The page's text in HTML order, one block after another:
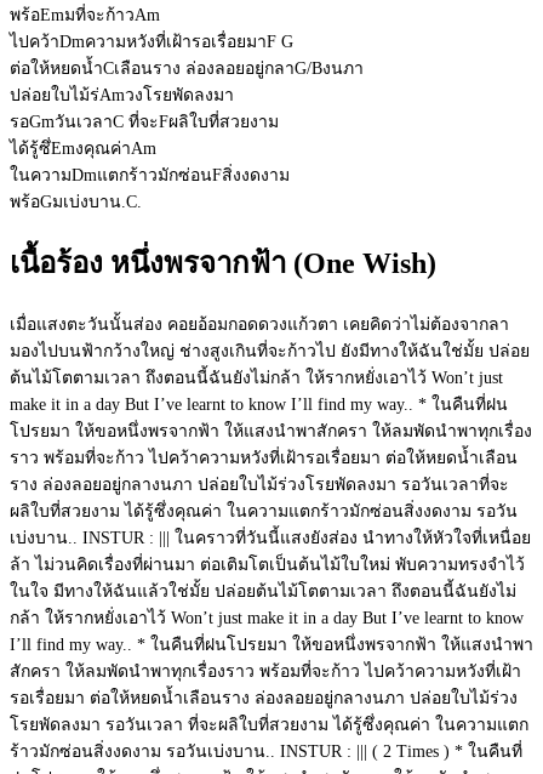
พร้อEmมที่จะก้าวAm
ไปคว้าDmความหวังที่เฝ้ารอเรื่อยมาF G
ต่อให้หยดน้ำCเลือนราง ล่องลอยอยู่กลาG/Bงนภา
ปล่อยใบไม้ร่Amวงโรยพัดลงมา
รอGmวันเวลาC ที่จะFผลิใบที่สวยงาม
ได้รู้ซึ่Emงคุณค่าAm
ในความDmแตกร้าวมักซ่อนFสิ่งงดงาม
พร้อGมเบ่งบาน.C.
เนื้อร้อง หนึ่งพรจากฟ้า (One Wish)
เมื่อแสงตะวันนั้นส่อง คอยอ้อมกอดดวงแก้วตา เคยคิดว่าไม่ต้องจากลา
มองไปบนฟ้ากว้างใหญ่ ช่างสูงเกินที่จะก้าวไป ยังมีทางให้ฉันใช่มั้ย ปล่อย
ต้นไม้โตตามเวลา ถึงตอนนี้ฉันยังไม่กล้า ให้รากหยั่งเอาไว้ Won’t just
make it in a day But I’ve learnt to know I’ll find my way.. * ในคืนที่ฝน
โปรยมา ให้ขอหนึ่งพรจากฟ้า ให้แสงนำพาสักครา ให้ลมพัดนำพาทุกเรื่อง
ราว พร้อมที่จะก้าว ไปคว้าความหวังที่เฝ้ารอเรื่อยมา ต่อให้หยดน้ำเลือน
ราง ล่องลอยอยู่กลางนภา ปล่อยใบไม้ร่วงโรยพัดลงมา รอวันเวลาที่จะ
ผลิใบที่สวยงาม ได้รู้ซึ่งคุณค่า ในความแตกร้าวมักซ่อนสิ่งงดงาม รอวัน
เบ่งบาน.. INSTUR : ||| ในคราวที่วันนี้แสงยังส่อง นําทางให้หัวใจที่เหนื่อย
ล้า ไม่วนคิดเรื่องที่ผ่านมา ต่อเติมโตเป็นต้นไม้ใบใหม่ พับความทรงจำไว้
ในใจ มีทางให้ฉันแล้วใช่มั้ย ปล่อยต้นไม้โตตามเวลา ถึงตอนนี้ฉันยังไม่
กล้า ให้รากหยั่งเอาไว้ Won’t just make it in a day But I’ve learnt to know
I’ll find my way.. * ในคืนที่ฝนโปรยมา ให้ขอหนึ่งพรจากฟ้า ให้แสงนำพา
สักครา ให้ลมพัดนำพาทุกเรื่องราว พร้อมที่จะก้าว ไปคว้าความหวังที่เฝ้า
รอเรื่อยมา ต่อให้หยดน้ำเลือนราง ล่องลอยอยู่กลางนภา ปล่อยใบไม้ร่วง
โรยพัดลงมา รอวันเวลา ที่จะผลิใบที่สวยงาม ได้รู้ซึ่งคุณค่า ในความแตก
ร้าวมักซ่อนสิ่งงดงาม รอวันเบ่งบาน.. INSTUR : ||| ( 2 Times ) * ในคืนที่